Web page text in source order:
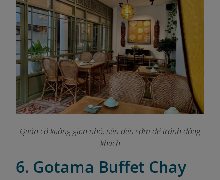
Quán có không gian nhỏ, nên đến sớm để tránh đông
khách
6. Gotama Buffet Chay